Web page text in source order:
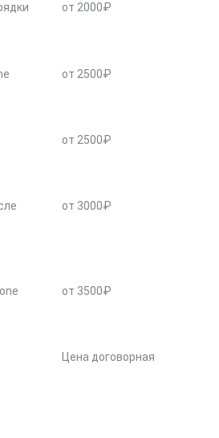
от 2000₽
от 2500₽
от 2500₽
от 3000₽
от 3500₽
Цена договорная